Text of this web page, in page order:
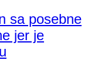
sa posebne
jer je